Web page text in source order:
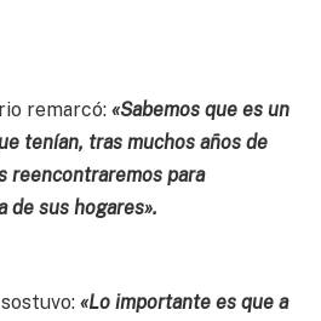
remarcó: «Sabemos que es un
tenían, tras muchos años de
reencontraremos para
sus hogares».
«Lo importante es que a